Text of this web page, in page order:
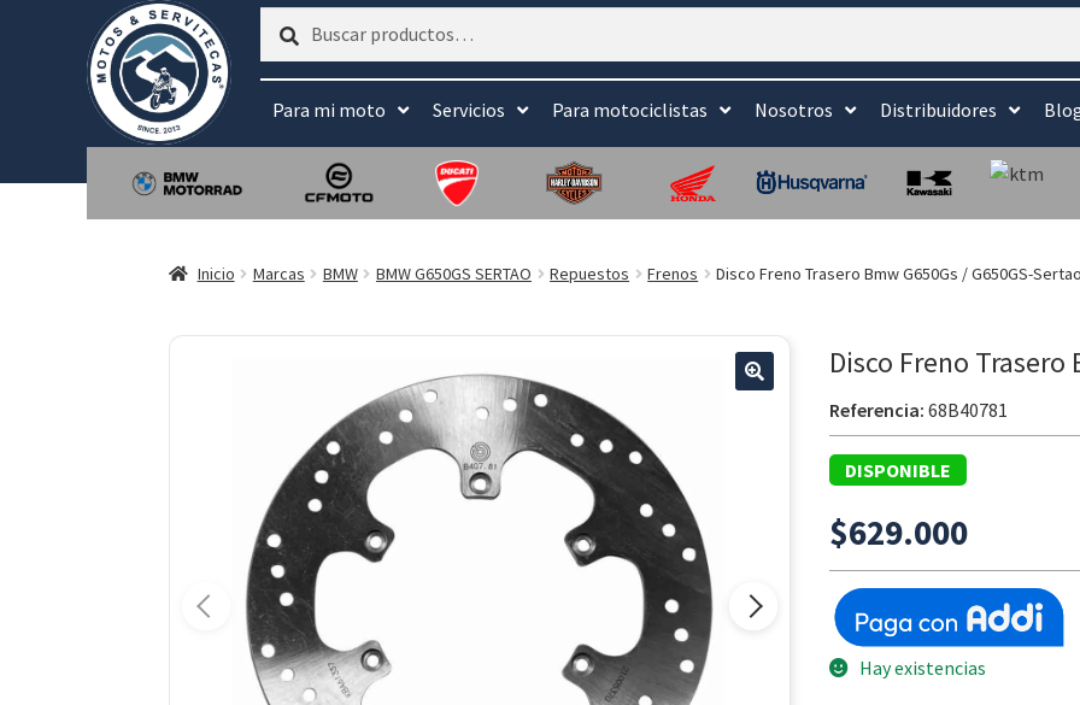
Buscar
Buscar
Para mi moto Servicios Para motociclistas Nosotros Distribuidores
Inicio Marcas BMW BMW G650GS SERTAO Repuestos Frenos Disco Freno Trasero Bmw G650Gs / G650GS-
Disco Freno Trasero
Referencia: 68B40781
DISPONIBLE
$629.000
Hay existencias